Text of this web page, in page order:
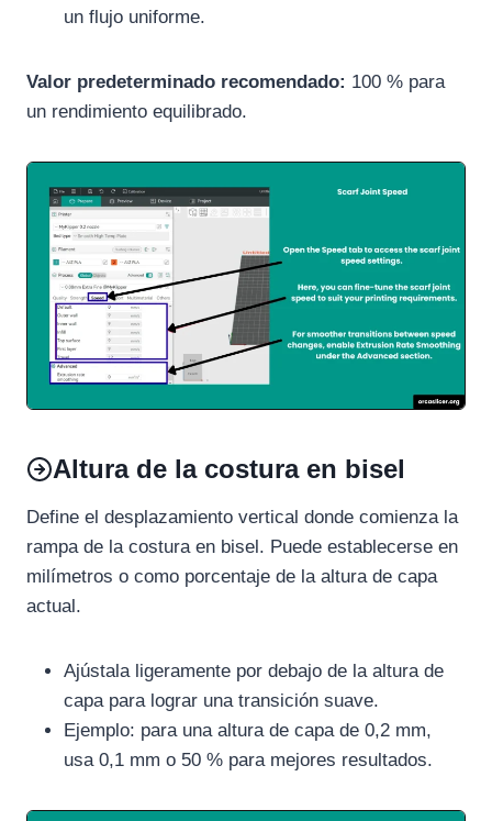
un flujo uniforme.
Valor predeterminado recomendado: 100 % para
un rendimiento equilibrado.
Altura de la costura en bisel
Define el desplazamiento vertical donde comienza la
rampa de la costura en bisel. Puede establecerse en
milímetros o como porcentaje de la altura de capa
actual.
Ajústala ligeramente por debajo de la altura de
capa para lograr una transición suave.
Ejemplo: para una altura de capa de 0,2 mm,
usa 0,1 mm o 50 % para mejores resultados.